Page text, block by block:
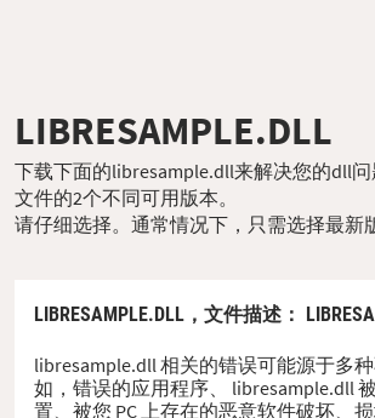
LIBRESAMPLE.DLL
下载下面的libresample.dll来解决您的dll
文件的2个不同可用版本。
请仔细选择。通常情况下，只需选择最新
LIBRESAMPLE.DLL， 文件描述 ：
libresample.dll 相关的错误可能源于多
如，错误的应用程序、 libresample.dll
置、被您 PC 上存在的恶意软件破坏、